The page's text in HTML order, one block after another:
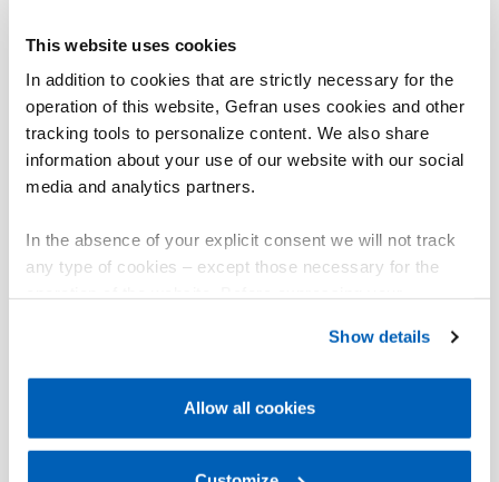
This website uses cookies
In addition to cookies that are strictly necessary for the
operation of this website, Gefran uses cookies and other
tracking tools to personalize content. We also share
information about your use of our website with our social
media and analytics partners.
In the absence of your explicit consent we will not track
any type of cookies – except those necessary for the
Gefran - Cookie
policy.
regarding processing of personal data, at the following
Show details
Allow all cookies